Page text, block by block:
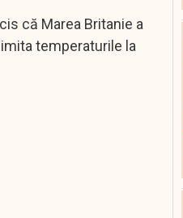
că Marea Britanie a
temperaturile la